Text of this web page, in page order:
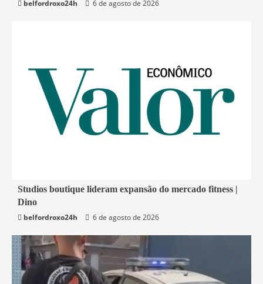
belfordroxo24h
6 de agosto de 2026
4 min read
Economia
Studios boutique lideram expansão do mercado fitness |
Dino
belfordroxo24h
6 de agosto de 2026